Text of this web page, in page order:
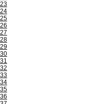
23
24
25
26
27
28
29
30
31
32
33
34
35
36